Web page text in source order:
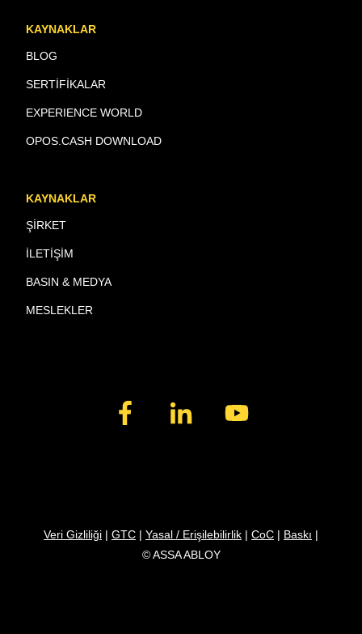
KAYNAKLAR
BLOG
SERTİFİKALAR
EXPERIENCE WORLD
OPOS.CASH DOWNLOAD
KAYNAKLAR
ŞİRKET
İLETİŞİM
BASIN & MEDYA
MESLEKLER
Veri Gizliliği | GTC | Yasal / Erişilebilirlik | CoC | Baskı |
© ASSA ABLOY